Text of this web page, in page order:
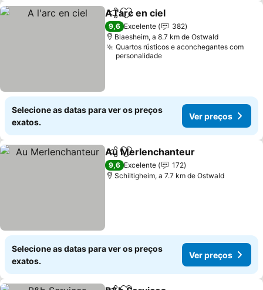
PartilharAdicionar aos favoritos
A l'arc en ciel
9,6 Excelente
382
Blaesheim, a 8.7 km de Ostwald
Quartos rústicos e aconchegantes com
personalidade
Selecione as datas para ver os preços
exatos.
Ver preços
PartilharAdicionar aos favoritos
Au Merlenchanteur
9,6 Excelente
172
Schiltigheim, a 7.7 km de Ostwald
Selecione as datas para ver os preços
exatos.
Ver preços